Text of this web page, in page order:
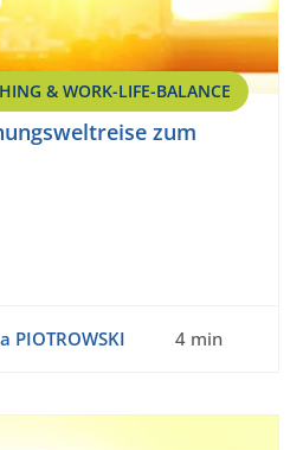
& WORK-LIFE-BALANCE
zum
PIOTROWSKI 4 min